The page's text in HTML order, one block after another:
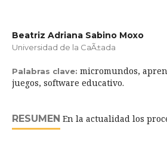
Beatriz Adriana Sabino Moxo
Universidad de la CaÃ±ada
Palabras clave: micromundos,
juegos, software educativo.
RESUMEN En la actualidad los